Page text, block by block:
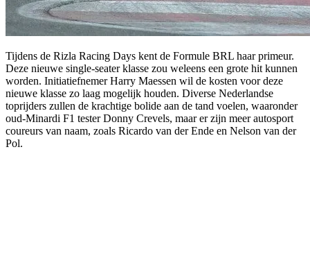
Tijdens de Rizla Racing Days kent de Formule BRL haar primeur.
Deze nieuwe single-seater klasse zou weleens een grote hit kunnen
worden. Initiatiefnemer Harry Maessen wil de kosten voor deze
nieuwe klasse zo laag mogelijk houden. Diverse Nederlandse
toprijders zullen de krachtige bolide aan de tand voelen, waaronder
oud-Minardi F1 tester Donny Crevels, maar er zijn meer autosport
coureurs van naam, zoals Ricardo van der Ende en Nelson van der
Pol.